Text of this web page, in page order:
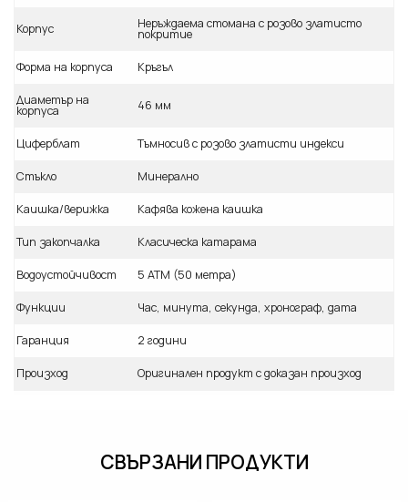
Корпус Неръждаема стомана с розово златисто
покритие
Форма на корпуса Кръгъл
Диаметър на
корпуса 46 мм
Циферблат Тъмносив с розово златисти индекси
Стъкло Минерално
Каишка/верижка Кафява кожена каишка
Тип закопчалка Класическа катарама
Водоустойчивост 5 ATM (50 метра)
Функции Час, минута, секунда, хронограф, дата
Гаранция 2 години
Произход Оригинален продукт с доказан произход
СВЪРЗАНИ ПРОДУКТИ